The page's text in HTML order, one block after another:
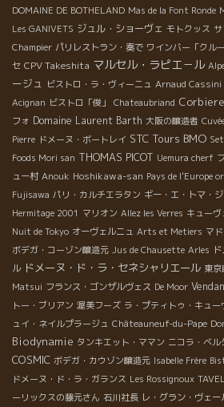
DOMAINE DE BOTHELAND Mas de la Font Ronde
Les GANIVETS ジュル・ショーヴェ モトクッス
Champier パリレストラン・奏で ワインバー「クルー
セ CPV Takeshita マルセル・ラピエ－ル
ージュ ビストロ・ラ・ヴィーニュ Arnaud Cassini
Acignan ビストロ「俊」 Chateaubriand
フォ Domaine Laurent Barth 大阪の醸造者
Pierre ドメーヌ・ボートレイ STC Tours BMO
Foods Mori san THOMAS PICOT Uemura cherf
ュー村 Anouk Hoshikawa-san Pays de l'Europe
Fujisawa パリ・カルチエラタン ギー・エ・トマ・
Hermitage 2001 マリオン Allez les Verres キュー
Nuit de Tokyo オーヴェルニュ Arts et Metiers マ
ボデガ・コーゾン醸造元 Jus de Chausette Arles
ル ドメーヌ・ド・ラ・セネシャリエール 東
Matsui フランス・ゴンザルヴェス De Moor
トー・ブリアン 渥美フーズ ラ・プティトゥ・キュ
ュイ・ネイルプラージュ Châteauneuf-du-Pape
Biodynamie タンキエット・ママン ニコラ・ベル
COSMIC ボデガ・カウゾン醸造元 Isabelle Frère
ドメーヌ・ド・ラ・ガランス Les Rossignoux
ーリックスの藤元さん 石川社長 レ・グラン・ヴェー